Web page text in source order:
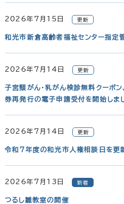
2026年7月15日 更新
和光市新倉高齢者福祉センター指定
2026年7月14日 更新
子宮頸がん・乳がん検診無料クーポ
券再発行の電子申請受付を開始しまし
2026年7月14日 更新
令和7年度の和光市人権相談日を更
2026年7月13日 新着
つるし雛教室の開催